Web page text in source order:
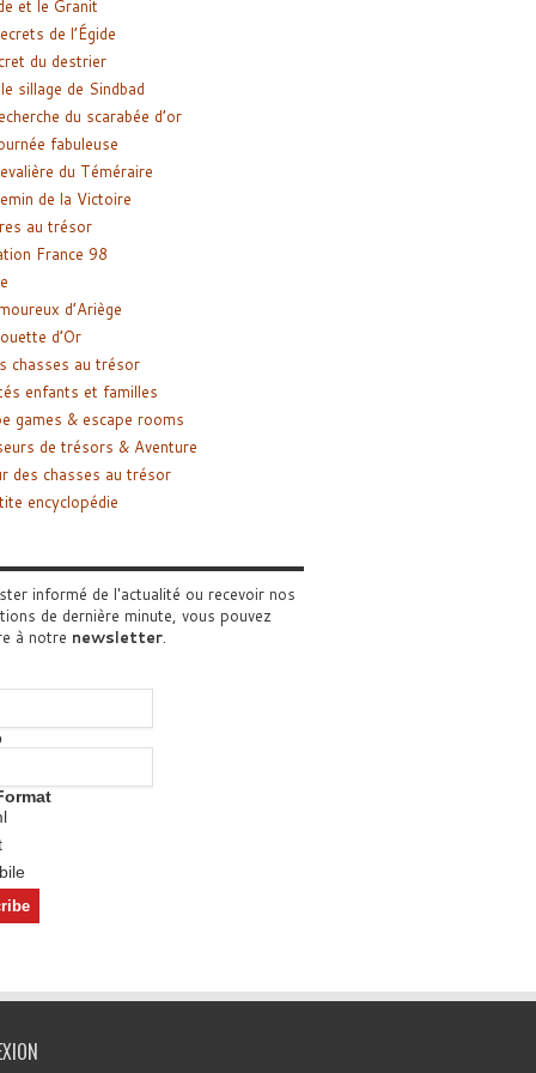
et le Granit
de l’Égide
du destrier
sillage de Sindbad
du scarabée d’or
fabuleuse
du Téméraire
de la Victoire
au trésor
France 98
d’Ariège
d’Or
chasses au trésor
enfants et familles
games & escape rooms
de trésors & Aventure
des chasses au trésor
encyclopédie
informé de l'actualité ou recevoir nos
de dernière minute, vous pouvez
à notre newsletter.